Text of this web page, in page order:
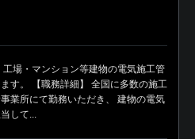
工場・マンション等建物の電気施工管
す。 【職務詳細】 全国に多数の施工
業所にて勤務いただき、 建物の電気
して...